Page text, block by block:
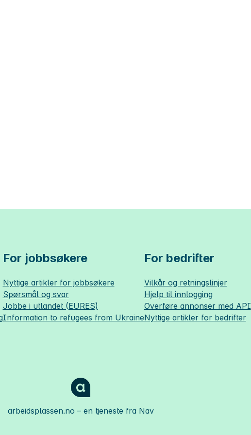
For jobbsøkere
Nyttige artikler for jobbsøkere
Spørsmål og svar
Jobbe i utlandet (EURES)
Information to refugees from Ukraine
For bedrifter
Vilkår og retningslinjer
Hjelp til innlogging
Overføre annonser med API
Nyttige artikler for bedrifter
arbeidsplassen.no – en tjeneste fra Nav